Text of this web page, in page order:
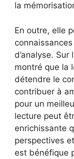
la
En outre, elle
d’analyse.
montré que la
détendre le
contribuer à
pour un
lecture peut
enrichissante
perspectives
est bénéfique